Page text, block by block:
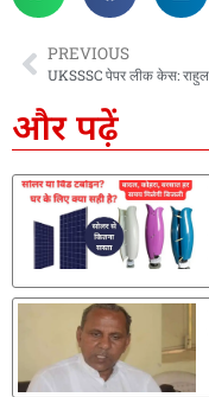
PREVIOUS
और पढ़ें